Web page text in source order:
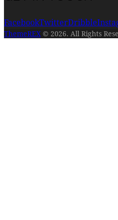
FacebookTwitterDribble
ThemeREX © 2026. All Rights